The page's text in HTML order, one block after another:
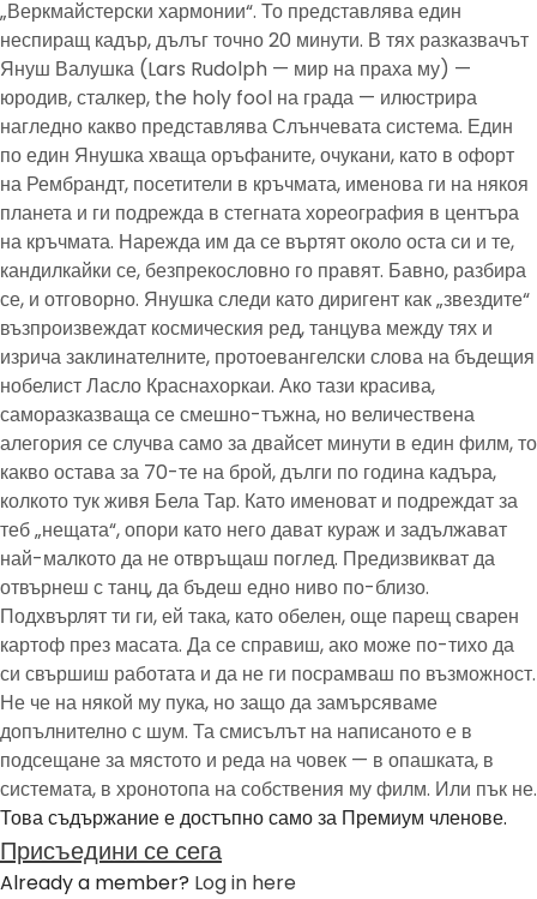
„Веркмайстерски хармонии“. То представлява един
неспиращ кадър, дълъг точно 20 минути. В тях разказвачът
Януш Валушка (Lars Rudolph — мир на праха му) —
юродив, сталкер, the holy fool на града — илюстрира
нагледно какво представлява Слънчевата система. Един
по един Янушка хваща оръфаните, очукани, като в офорт
на Рембрандт, посетители в кръчмата, именова ги на някоя
планета и ги подрежда в стегната хореография в центъра
на кръчмата. Нарежда им да се въртят около оста си и те,
кандилкайки се, безпрекословно го правят. Бавно, разбира
се, и отговорно. Янушка следи като диригент как „звездите“
възпроизвеждат космическия ред, танцува между тях и
изрича заклинателните, протоевангелски слова на бъдещия
нобелист Ласло Краснахоркаи. Ако тази красива,
саморазказваща се смешно-тъжна, но величествена
алегория се случва само за двайсет минути в един филм, то
какво остава за 70-те на брой, дълги по година кадъра,
колкото тук живя Бела Тар. Като именоват и подреждат за
теб „нещата“, опори като него дават кураж и задължават
най-малкото да не отвръщаш поглед. Предизвикват да
отвърнеш с танц, да бъдеш едно ниво по-близо.
Подхвърлят ти ги, ей така, като обелен, още парещ сварен
картоф през масата. Да се справиш, ако може по-тихо да
си свършиш работата и да не ги посрамваш по възможност.
Не че на някой му пука, но защо да замърсяваме
допълнително с шум. Та смисълът на написаното е в
подсещане за мястото и реда на човек — в опашката, в
системата, в хронотопа на собствения му филм. Или пък не.
Това съдържание е достъпно само за Премиум членове.
Присъедини се сега
Already a member? Log in here